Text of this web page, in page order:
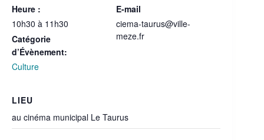
Heure :
10h30 à 11h30
Catégorie
d’Évènement:
Culture
E-mail
ciema-taurus@ville-
meze.fr
LIEU
au cinéma municipal Le Taurus